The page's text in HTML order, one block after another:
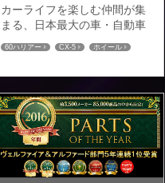
カーライフを楽しむ仲間が集
まる、日本最大の車・自動車
ＳＮＳサイトみんカラサイト
より、先日みんカラさんが弊
スタッフブログ」でアップさ
れておりますのでご紹介させ
ていただきます。 →詳しくは
こちら←
60ハリアー CX-5
ホイール